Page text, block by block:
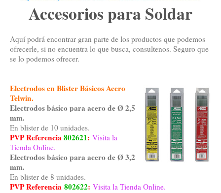
Accesorios para Soldar
Aquí podrá encontrar gran parte de los productos que podemos
ofrecerle, si no encuentra lo que busca, consultenos. Seguro que
se lo podemos ofrecer.
Electrodos en Blister Básicos Acero
Telwin.
Electrodos básico para acero de Ø 2,5
mm.
En blister de 10 unidades.
PVP Referencia802621: Visita la
Tienda Online.
Electrodos básico para acero de Ø 3,2
mm.
En blister de 8 unidades.
PVP Referencia 802622: Visita la Tienda Online.